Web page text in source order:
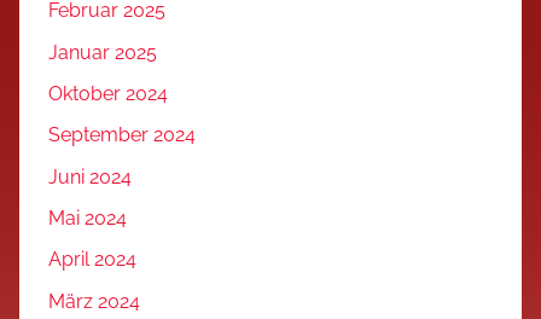
Februar 2025
Januar 2025
Oktober 2024
September 2024
Juni 2024
Mai 2024
April 2024
März 2024